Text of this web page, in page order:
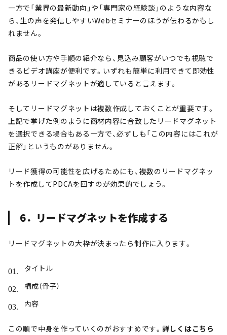
一方で「業界の最新動向」や「専門家の経験談」のような内容な
ら、生の声を発信しやすいWebセミナーのほうが伝わるかもし
れません。
商品の使い方や手順の紹介なら、見込み顧客がいつでも視聴で
きるビデオ講座が便利です。いずれも簡単に利用できて即効性
があるリードマグネットが適していると言えます。
そしてリードマグネットは複数作成しておくことが重要です。
上記で挙げた例のように商材内容に合致したリードマグネット
を選択できる場合もある一方で、必ずしも「この内容にはこれが
正解」というものがありません。
リード獲得の可能性を広げるためにも、複数のリードマグネッ
トを作成してPDCAを回すのが効果的でしょう。
6．リードマグネットを作成する
リードマグネットの大枠が決まったら制作に入ります。
タイトル
構成（骨子）
内容
この順で中身を作っていくのがおすすめです。 詳しくはこちら